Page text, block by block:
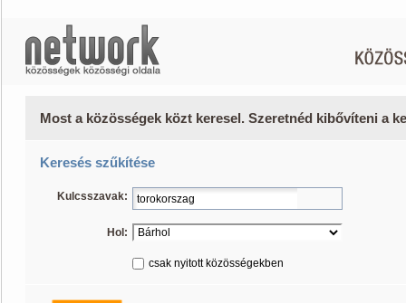
Most a közösségek közt keresel. Szeretnéd kibővíteni a
Keresés szűkítése
Kulcsszavak:
Hol:
csak nyitott közösségekben